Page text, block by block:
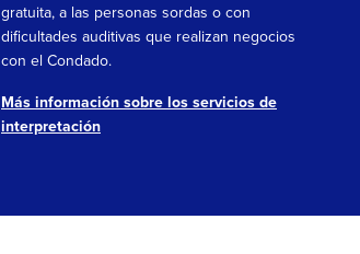
gratuita, a las personas sordas o con
dificultades auditivas que realizan negocios
con el Condado.
Más información sobre los servicios de
interpretación